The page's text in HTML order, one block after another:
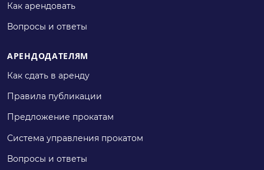
Как арендовать
Вопросы и ответы
АРЕНДОДАТЕЛЯМ
Как сдать в аренду
Правила публикации
Предложение прокатам
Система управления прокатом
Вопросы и ответы